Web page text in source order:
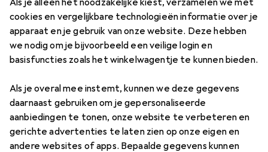
Als je alleen het noodzakelijke kiest, verzamelen we met
cookies en vergelijkbare technologieën informatie over je
apparaat en je gebruik van onze website. Deze hebben
we nodig om je bijvoorbeeld een veilige login en
basisfuncties zoals het winkelwagentje te kunnen bieden.
Als je overal mee instemt, kunnen we deze gegevens
daarnaast gebruiken om je gepersonaliseerde
aanbiedingen te tonen, onze website te verbeteren en
gerichte advertenties te laten zien op onze eigen en
andere websites of apps. Bepaalde gegevens kunnen
ProductenForum